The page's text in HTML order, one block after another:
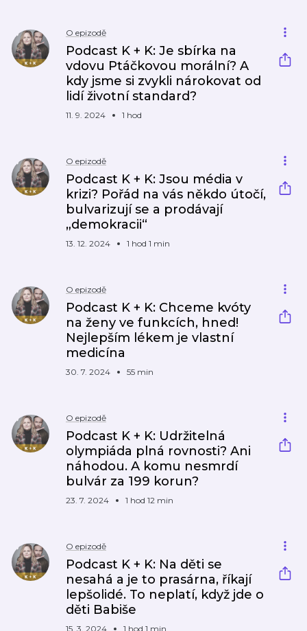
O epizodě
Podcast K + K: Je sbírka na
vdovu Ptáčkovou morální? A
kdy jsme si zvykli nárokovat od
lidí životní standard?
11. 9. 2024 1 hod
O epizodě
Podcast K + K: Jsou média v
krizi? Pořád na vás někdo útočí,
bulvarizují se a prodávají
„demokracii“
13. 12. 2024 1 hod 1 min
O epizodě
Podcast K + K: Chceme kvóty
na ženy ve funkcích, hned!
Nejlepším lékem je vlastní
medicína
30. 7. 2024 55 min
O epizodě
Podcast K + K: Udržitelná
olympiáda plná rovnosti? Ani
náhodou. A komu nesmrdí
bulvár za 199 korun?
23. 7. 2024 1 hod 12 min
O epizodě
Podcast K + K: Na děti se
nesahá a je to prasárna, říkají
lepšolidé. To neplatí, když jde o
děti Babiše
15. 3. 2024 1 hod 1 min